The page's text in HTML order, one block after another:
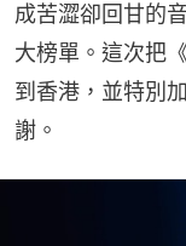
成苦澀卻回甘的
大榜單。這次把
到香港，並特別
謝。